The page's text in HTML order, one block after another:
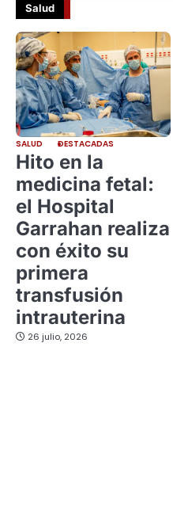
Salud
SALUD DESTACADAS
Hito en la
medicina fetal:
el Hospital
Garrahan realiza
con éxito su
primera
transfusión
intrauterina
26 julio, 2026